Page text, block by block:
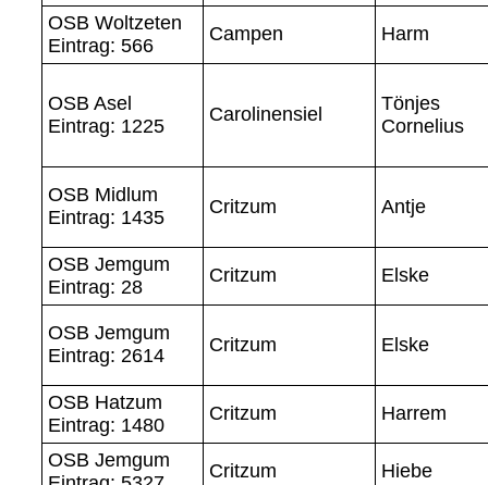
OSB Woltzeten
Eintrag: 566
Campen Harm
OSB Asel
Eintrag: 1225
Carolinensiel
Tönjes
Cornelius
OSB Midlum
Eintrag: 1435
Critzum Antje
OSB Jemgum
Eintrag: 28
Critzum Elske
OSB Jemgum
Eintrag: 2614
Critzum Elske
OSB Hatzum
Eintrag: 1480
Critzum Harrem
OSB Jemgum
Critzum Hiebe